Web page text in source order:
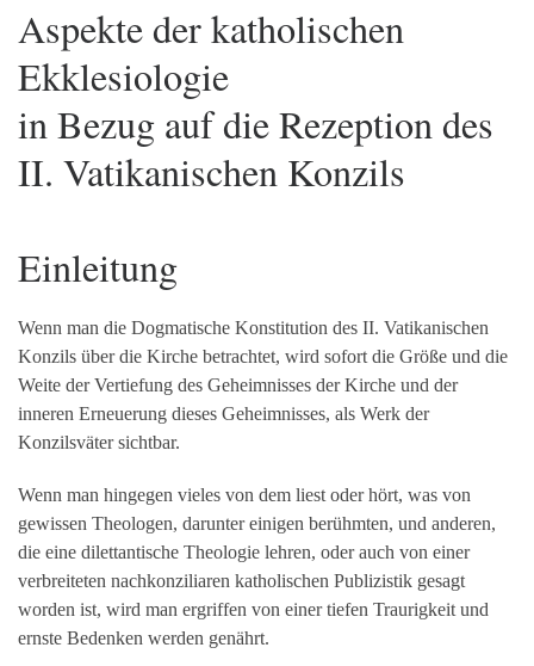
Aspekte der katholischen
Ekklesiologie
in Bezug auf die Rezeption des
II. Vatikanischen Konzils
Einleitung
Wenn man die Dogmatische Konstitution des II. Vatikanischen
Konzils über die Kirche betrachtet, wird sofort die Größe und die
Weite der Vertiefung des Geheimnisses der Kirche und der
inneren Erneuerung dieses Geheimnisses, als Werk der
Konzilsväter sichtbar.
Wenn man hingegen vieles von dem liest oder hört, was von
gewissen Theologen, darunter einigen berühmten, und anderen,
die eine dilettantische Theologie lehren, oder auch von einer
verbreiteten nachkonziliaren katholischen Publizistik gesagt
worden ist, wird man ergriffen von einer tiefen Traurigkeit und
ernste Bedenken werden genährt.